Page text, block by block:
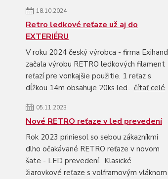
18.10.2024
Retro ledkové reťaze už aj do
EXTERIÉRU
V roku 2024 český výrobca - firma Exihand
začala výrobu RETRO ledkových filament
reťazí pre vonkajšie použitie. 1 reťaz s
dĺžkou 14m obsahuje 20ks led... čítať celé
05.11.2023
Nové RETRO reťaze v led prevedení
Rok 2023 priniesol so sebou zákazníkmi
dlho očakávané RETRO reťaze v novom
šate - LED prevedení. Klasické
žiarovkové reťaze s volframovým vláknom